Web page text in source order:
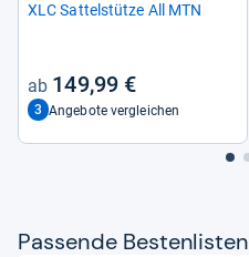
XLC Sat­tel­stütze All MTN
149,99 €
3 Angebote vergleichen
Pas­sende Bes­ten­lis­ten